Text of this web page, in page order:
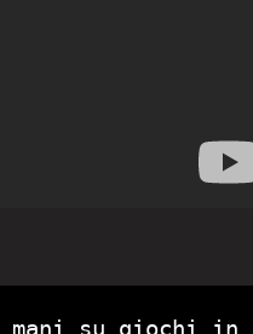
su giochi in